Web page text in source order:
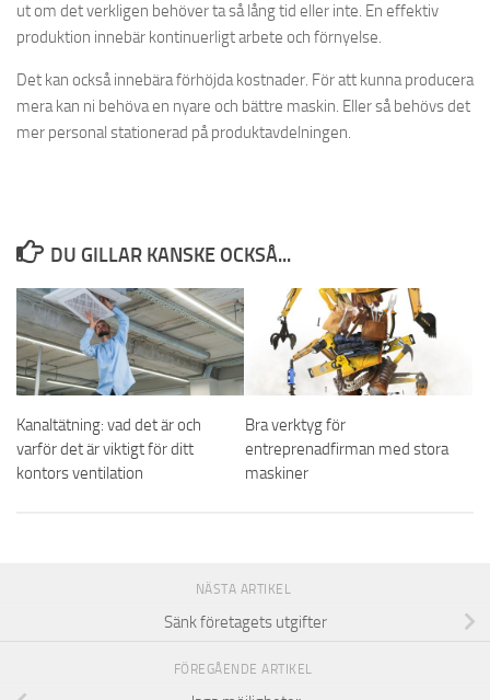
ut om det verkligen behöver ta så lång tid eller inte. En effektiv
produktion innebär kontinuerligt arbete och förnyelse.
Det kan också innebära förhöjda kostnader. För att kunna producera
mera kan ni behöva en nyare och bättre maskin. Eller så behövs det
mer personal stationerad på produktavdelningen.
DU GILLAR KANSKE OCKSÅ...
Kanaltätning: vad det är och
varför det är viktigt för ditt
kontors ventilation
Bra verktyg för
entreprenadfirman med stora
maskiner
NÄSTA ARTIKEL
Sänk företagets utgifter
FÖREGÅENDE ARTIKEL